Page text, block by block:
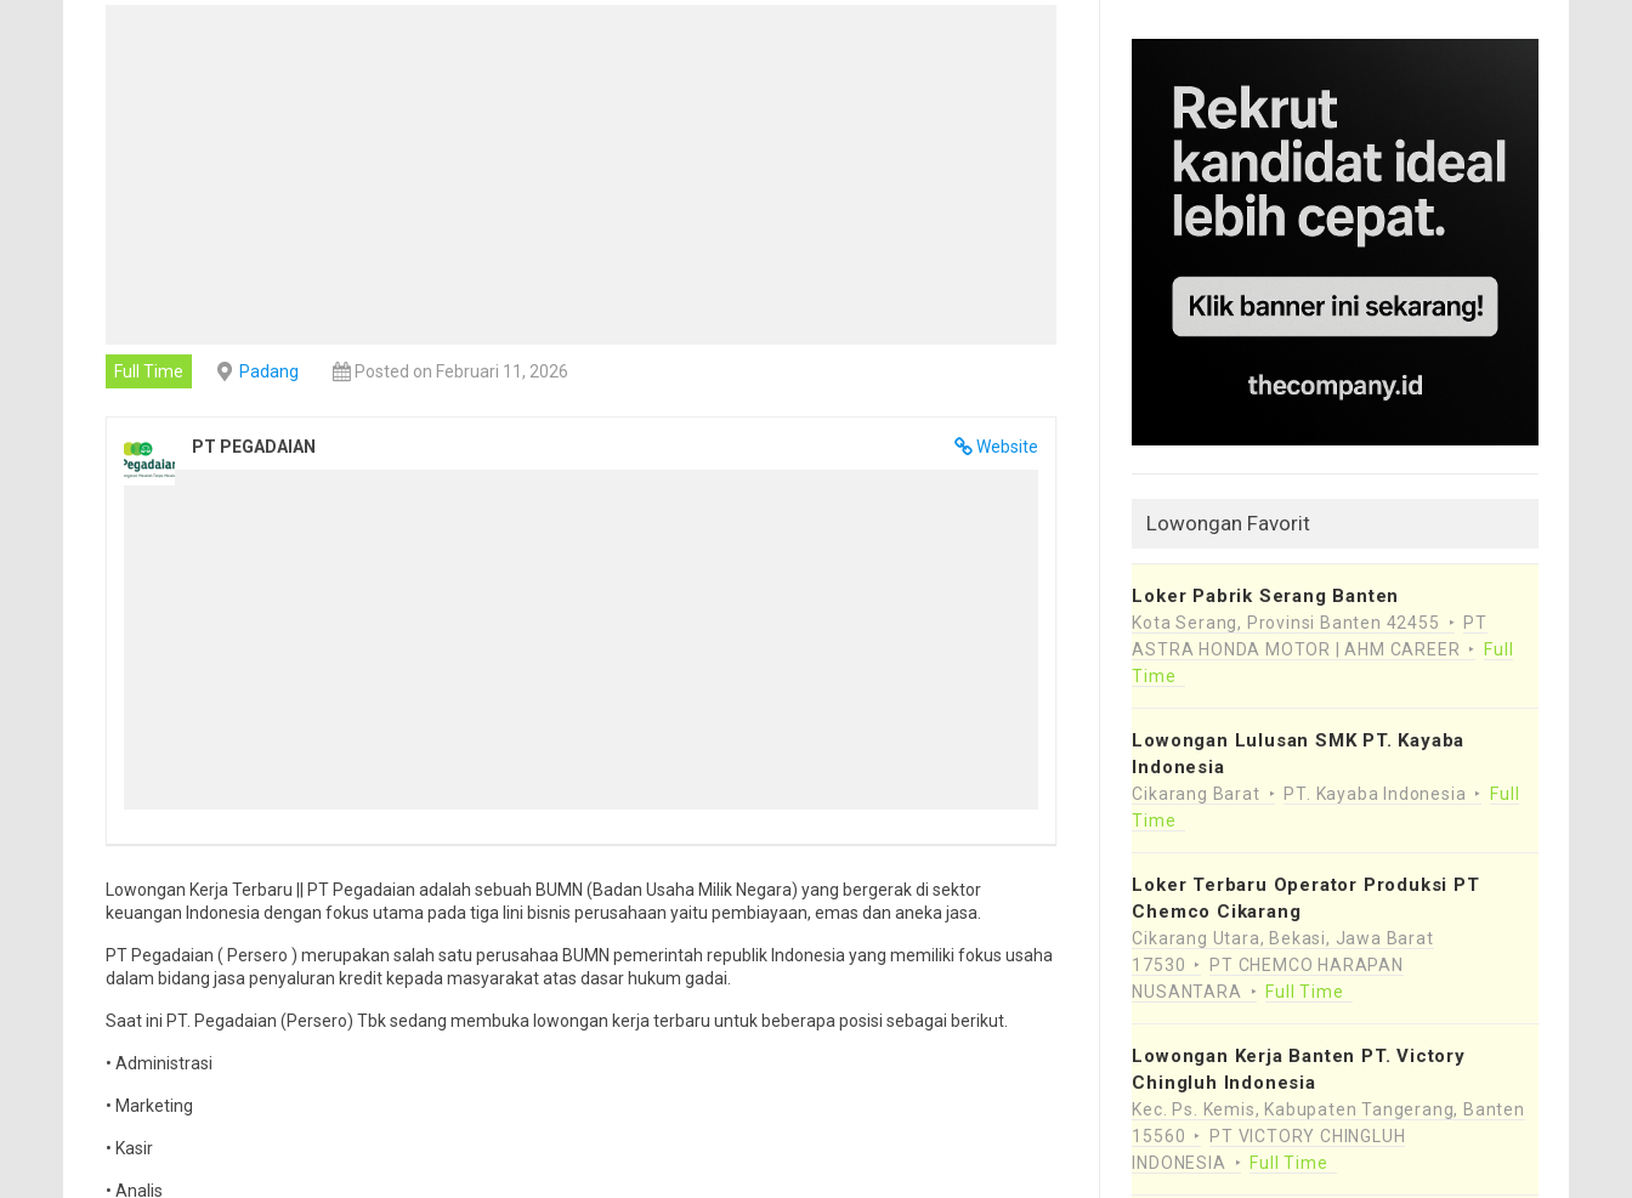
Full Time Padang Posted on Februari 11, 2026
Website
PT PEGADAIAN
Lowongan Kerja Terbaru || PT Pegadaian adalah sebuah BUMN (Badan Usaha Milik Negara) yang bergerak di sektor
keuangan Indonesia dengan fokus utama pada tiga lini bisnis perusahaan yaitu pembiayaan, emas dan aneka jasa.
PT Pegadaian ( Persero ) merupakan salah satu perusahaa BUMN pemerintah republik Indonesia yang memiliki fokus usaha
dalam bidang jasa penyaluran kredit kepada masyarakat atas dasar hukum gadai.
Saat ini PT. Pegadaian (Persero) Tbk sedang membuka lowongan kerja terbaru untuk beberapa posisi sebagai berikut.
• Administrasi
• Marketing
• Kasir
• Analis
Lowongan Favorit
Loker Pabrik Serang Banten
Kota Serang, Provinsi Banten 42455
PT
ASTRA HONDA MOTOR | AHM CAREER
Full
Time
Lowongan Lulusan SMK PT. Kayaba
Indonesia
Cikarang Barat PT. Kayaba Indonesia
Full
Time
Loker Terbaru Operator Produksi PT
Chemco Cikarang
Cikarang Utara, Bekasi, Jawa Barat
17530
PT CHEMCO HARAPAN
NUSANTARA
Full Time
Lowongan Kerja Banten PT. Victory
Chingluh Indonesia
Kec. Ps. Kemis, Kabupaten Tangerang, Banten
15560
PT VICTORY CHINGLUH
INDONESIA
Full Time